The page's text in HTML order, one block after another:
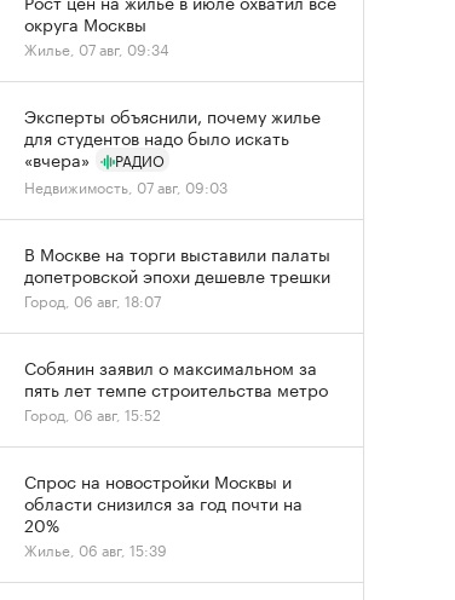
округа Москвы
Жилье, 07 авг, 09:34
Эксперты объяснили, почему жилье
для студентов надо было искать
«вчера»
РАДИО
Недвижимость, 07 авг, 09:03
В Москве на торги выставили палаты
допетровской эпохи дешевле трешки
Город, 06 авг, 18:07
Собянин заявил о максимальном за
пять лет темпе строительства метро
Город, 06 авг, 15:52
Спрос на новостройки Москвы и
области снизился за год почти на
20%
Жилье, 06 авг, 15:39